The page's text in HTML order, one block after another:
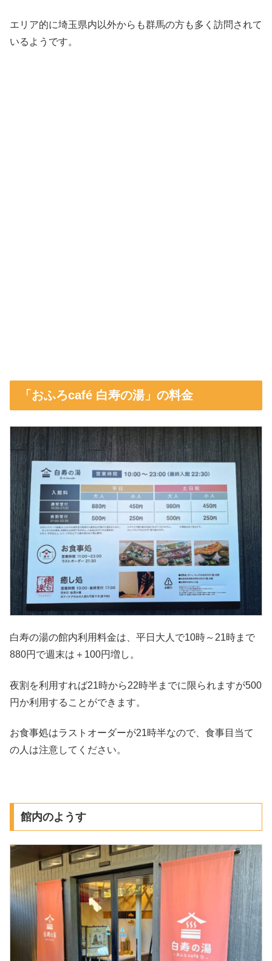
エリア的に埼玉県内以外からも群馬の方も多く訪問されて
いるようです。
「おふろcafé 白寿の湯」の料金
白寿の湯の館内利用料金は、平日大人で10時～21時まで
880円で週末は＋100円増し。
夜割を利用すれば21時から22時半までに限られますが500
円か利用することができます。
お食事処はラストオーダーが21時半なので、食事目当て
の人は注意してください。
館内のようす